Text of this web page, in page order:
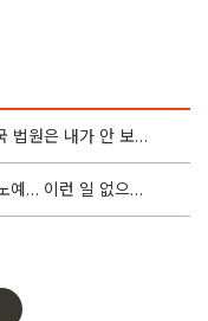
나는 설악산 ‘산양’… 대한민국 법원은 내가 안 보입니까
돈 없어서 소송 포기한 염전노예… 이런 일 없으려면